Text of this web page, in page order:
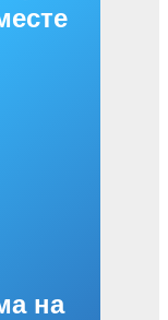
на